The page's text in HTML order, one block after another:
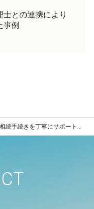
との連携により
事例
遠方の空き家が絡んだ相続手続きを丁寧にサポートし完了（東京都小平市）